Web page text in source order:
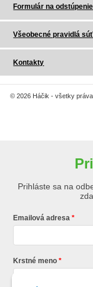
Formulár na
Všeobecné pravidlá
Kontakty
© 2026 Háčik - všetky
Prihláste sa na
Emailová adresa
Krstné meno